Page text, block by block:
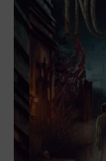
DEALS
MEIN HQ
50